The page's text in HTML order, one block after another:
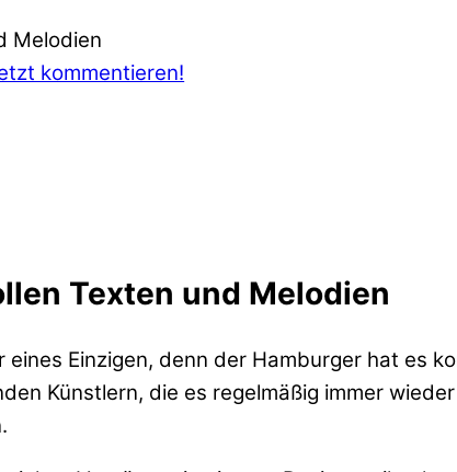
kommentieren!
Texten und Melodien
Einzigen, denn der Hamburger hat es
Künstlern, die es regelmäßig immer